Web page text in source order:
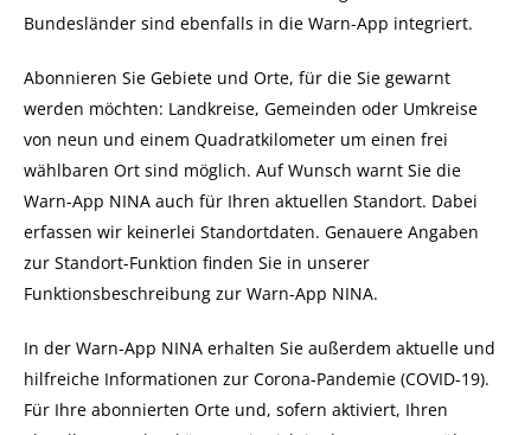
Bundesländer sind ebenfalls in die Warn-App integriert.
Abonnieren Sie Gebiete und Orte, für die Sie gewarnt
werden möchten: Landkreise, Gemeinden oder Umkreise
von neun und einem Quadratkilometer um einen frei
wählbaren Ort sind möglich. Auf Wunsch warnt Sie die
Warn-App NINA auch für Ihren aktuellen Standort. Dabei
erfassen wir keinerlei Standortdaten. Genauere Angaben
zur Standort-Funktion finden Sie in unserer
Funktionsbeschreibung zur Warn-App NINA.
In der Warn-App NINA erhalten Sie außerdem aktuelle und
hilfreiche Informationen zur Corona-Pandemie (COVID-19).
Für Ihre abonnierten Orte und, sofern aktiviert, Ihren